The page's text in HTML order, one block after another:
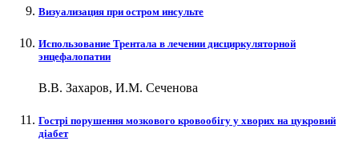
Визуализация при остром инсульте
Использование Трентала в лечении дисциркуляторной
энцефалопатии
В.В. Захаров, И.М. Сеченова
Гострі порушення мозкового кровообігу у хворих на цукровий
діабет